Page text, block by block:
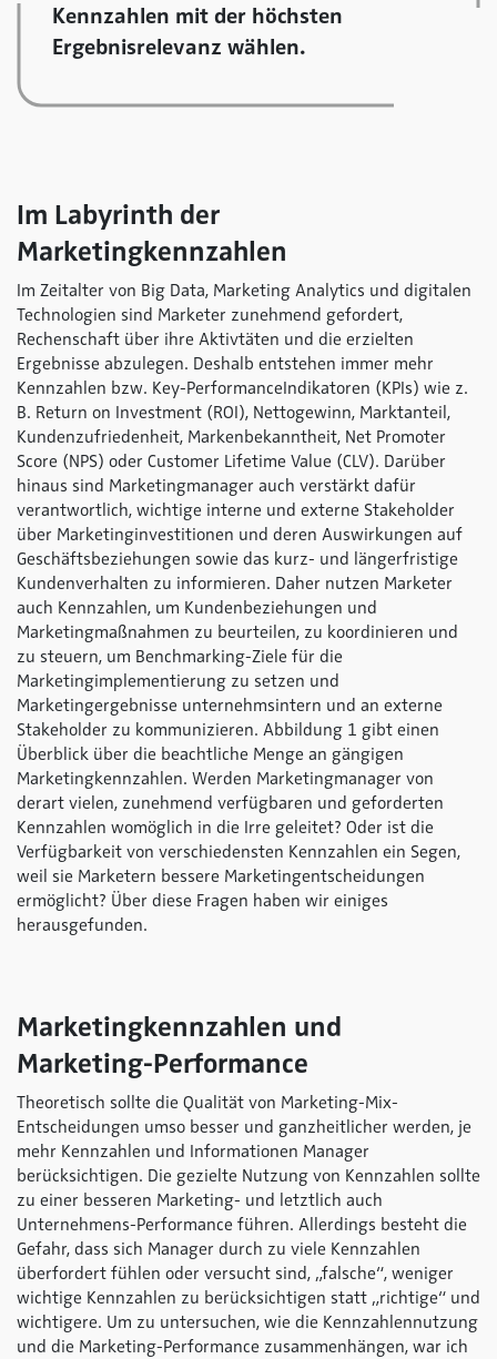
Kennzahlen mit der höchsten
Ergebnisrelevanz wählen.
Im Labyrinth der
Marketingkennzahlen
Im Zeitalter von Big Data, Marketing Analytics und digitalen
Technologien sind Marketer zunehmend gefordert,
Rechenschaft über ihre Aktivtäten und die erzielten
Ergebnisse abzulegen. Deshalb entstehen immer mehr
Kennzahlen bzw. Key-PerformanceIndikatoren (KPIs) wie z.
B. Return on Investment (ROI), Nettogewinn, Marktanteil,
Kundenzufriedenheit, Markenbekanntheit, Net Promoter
Score (NPS) oder Customer Lifetime Value (CLV). Darüber
hinaus sind Marketingmanager auch verstärkt dafür
verantwortlich, wichtige interne und externe Stakeholder
über Marketinginvestitionen und deren Auswirkungen auf
Geschäftsbeziehungen sowie das kurz- und längerfristige
Kundenverhalten zu informieren. Daher nutzen Marketer
auch Kennzahlen, um Kundenbeziehungen und
Marketingmaßnahmen zu beurteilen, zu koordinieren und
zu steuern, um Benchmarking-Ziele für die
Marketingimplementierung zu setzen und
Marketingergebnisse unternehmsintern und an externe
Stakeholder zu kommunizieren. Abbildung 1 gibt einen
Überblick über die beachtliche Menge an gängigen
Marketingkennzahlen. Werden Marketingmanager von
derart vielen, zunehmend verfügbaren und geforderten
Kennzahlen womöglich in die Irre geleitet? Oder ist die
Verfügbarkeit von verschiedensten Kennzahlen ein Segen,
weil sie Marketern bessere Marketingentscheidungen
ermöglicht? Über diese Fragen haben wir einiges
herausgefunden.
Marketingkennzahlen und
Marketing-Performance
Theoretisch sollte die Qualität von Marketing-Mix-
Entscheidungen umso besser und ganzheitlicher werden, je
mehr Kennzahlen und Informationen Manager
berücksichtigen. Die gezielte Nutzung von Kennzahlen sollte
zu einer besseren Marketing- und letztlich auch
Unternehmens-Performance führen. Allerdings besteht die
Gefahr, dass sich Manager durch zu viele Kennzahlen
überfordert fühlen oder versucht sind, „falsche“, weniger
wichtige Kennzahlen zu berücksichtigen statt „richtige“ und
wichtigere. Um zu untersuchen, wie die Kennzahlennutzung
und die Marketing-Performance zusammenhängen, war ich